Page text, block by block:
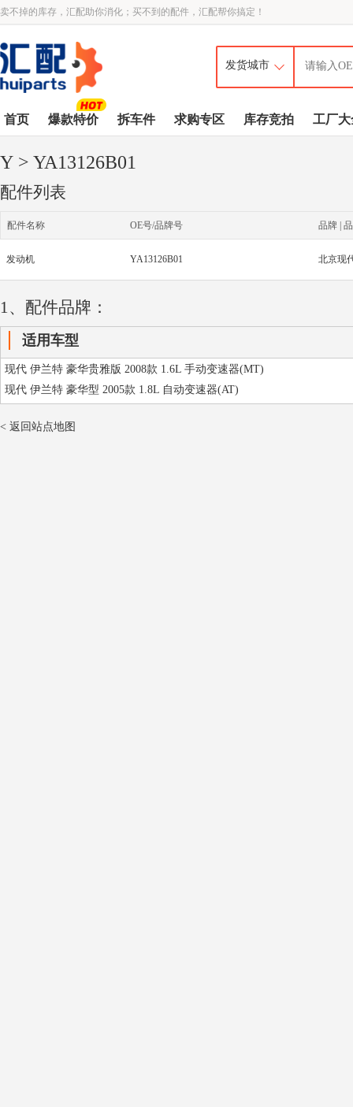
卖不掉的库存，汇配助你消化；买不到的配件，汇配帮你搞定！
首页 爆款特价 拆车件 求购专区 库存竞拍 工厂大
Y > YA13126B01
配件列表
配件名称 OE号/品牌号 品牌 |
发动机 YA13126B01
1、配件品牌：
适用车型
现代 伊兰特 豪华贵雅版 2008款 1.6L 手动变速器(MT)
现代 伊兰特 豪华型 2005款 1.8L 自动变速器(AT)
< 返回站点地图